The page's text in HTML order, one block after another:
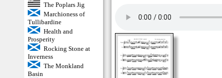
The Poplars Jig
Marchioness of
Tullibardine
Health and
Prosperity
Rocking Stone at
Inverness
The Monkland
Basin